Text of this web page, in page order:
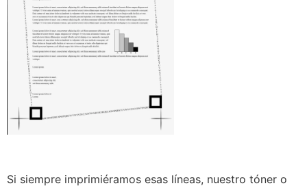
Si siempre imprimiéramos esas líneas, nuestro tóner o